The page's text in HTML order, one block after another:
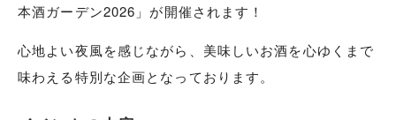
本酒ガーデン2026」が開催されます！
心地よい夜風を感じながら、美味しいお酒を心ゆくまで
味わえる特別な企画となっております。